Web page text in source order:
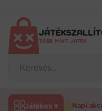
tartalomra
TÖBB MINT JÁTÉK
search
Játékok ▾ Napi